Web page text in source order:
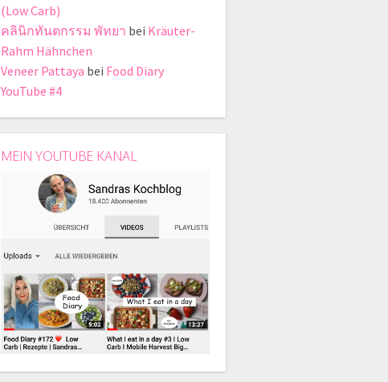
(Low Carb)
คลินิกทันตกรรม พัทยา bei Kräuter-
Rahm Hähnchen
Veneer Pattaya bei Food Diary
YouTube #4
MEIN YOUTUBE KANAL